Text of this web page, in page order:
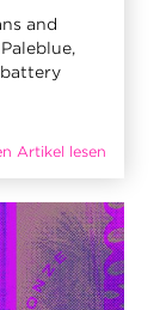
and
Artikel lesen